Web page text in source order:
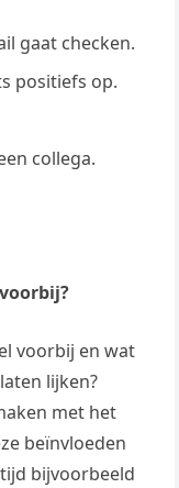
gaat checken.
positiefs op.
collega.
voorbij en wat
lijken?
met het
beïnvloeden
bijvoorbeeld